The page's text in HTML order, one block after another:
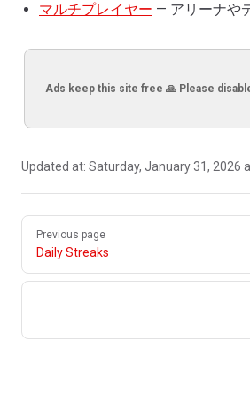
マルチプレイヤー — アリーナや
Ads keep this site free 🙏 Please
Updated at: Saturday, January 31, 2026
Previous page
Daily Streaks